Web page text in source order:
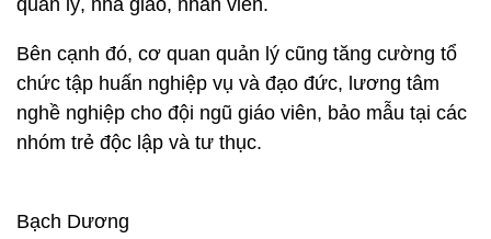
quản lý, nhà giáo, nhân viên.
Bên cạnh đó, cơ quan quản lý cũng tăng cường tổ
chức tập huấn nghiệp vụ và đạo đức, lương tâm
nghề nghiệp cho đội ngũ giáo viên, bảo mẫu tại các
nhóm trẻ độc lập và tư thục.
Bạch Dương